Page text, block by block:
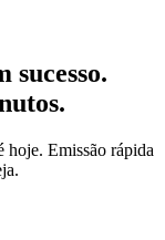
sucesso.
hoje. Emissão rápida